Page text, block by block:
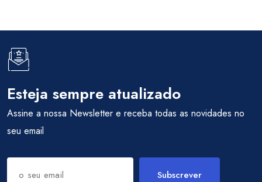
Esteja sempre atualizado
Assine a nossa Newsletter e receba todas as novidades no
seu email
Subscrever